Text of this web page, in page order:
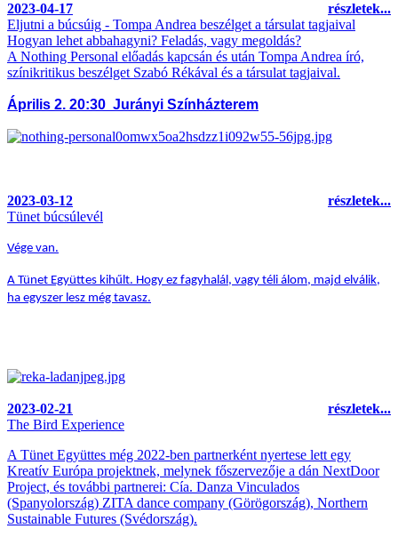
2023-04-17
részletek...
Eljutni a búcsúig - Tompa Andrea beszélget a társulat tagjaival
Hogyan lehet abbahagyni? Feladás, vagy megoldás?
A Nothing Personal előadás kapcsán és után Tompa Andrea író,
színikritikus beszélget Szabó Rékával és a társulat tagjaival.
Április 2. 20:30 Jurányi Színházterem
2023-03-12
részletek...
Tünet búcsúlevél
Vége van.
A Tünet Együttes kihűlt. Hogy ez fagyhalál, vagy téli álom, majd elválik,
ha egyszer lesz még tavasz.
2023-02-21
részletek...
The Bird Experience
A Tünet Együttes még 2022-ben partnerként nyertese lett egy
Kreatív Európa projektnek, melynek főszervezője a dán NextDoor
Project, és további partnerei: Cía. Danza Vinculados
(Spanyolország) ZITA dance company (Görögország), Northern
Sustainable Futures (Svédország).